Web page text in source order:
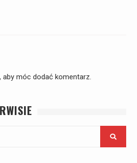
aby móc dodać komentarz.